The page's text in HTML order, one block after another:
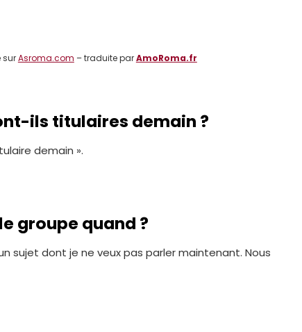
surAsroma.com – traduite parAmoRoma.fr
ils titulaires demain ?
demain ».
groupe quand ?
sujet dont je ne veux pas parler maintenant. Nous